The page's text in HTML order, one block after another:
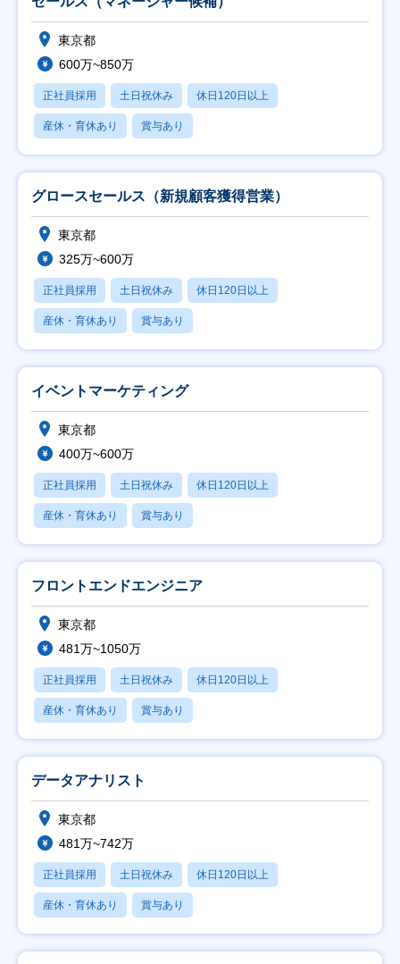
東京都
600万~850万
正社員採用 土日祝休み 休日120日以上
産休・育休あり 賞与あり
グロースセールス（新規顧客獲得営業）
東京都
325万~600万
正社員採用 土日祝休み 休日120日以上
産休・育休あり 賞与あり
イベントマーケティング
東京都
400万~600万
正社員採用 土日祝休み 休日120日以上
産休・育休あり 賞与あり
フロントエンドエンジニア
東京都
481万~1050万
正社員採用 土日祝休み 休日120日以上
産休・育休あり 賞与あり
データアナリスト
東京都
481万~742万
正社員採用 土日祝休み 休日120日以上
産休・育休あり 賞与あり